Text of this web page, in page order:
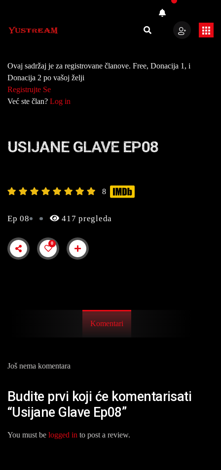
Ovaj sadržaj je za registrovane članove. Free, Donacija 1, i
Donacija 2 po vašoj želji
Registrujte Se
Već ste član? Log in
USIJANE GLAVE EP08
8
Ep 08 417 pregleda
0
Komentari
Još nema komentara
Budite prvi koji će komentarisati
“Usijane Glave Ep08”
You must be logged in to post a review.